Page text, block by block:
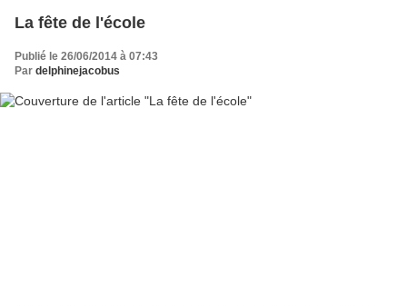
La fête de l'école
Publié le 26/06/2014 à 07:43
Par delphinejacobus